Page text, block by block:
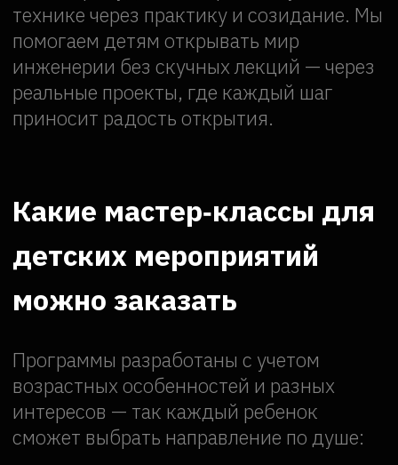
Какие мастер‑классы для
детских мероприятий
можно заказать
интересов — так каждый ребенок
сможет выбрать направление по душе:
Робототехника.Юные инженеры
соберут и запрограммируют
собственных роботов — от простых
движущихся моделей до более
Дети увидят, как идеи воплощаются
в жизнь, и поймут основы механики
и программирования.
Основы электроники. Ребята
познакомятся с базовыми
элементами схем: резисторами,